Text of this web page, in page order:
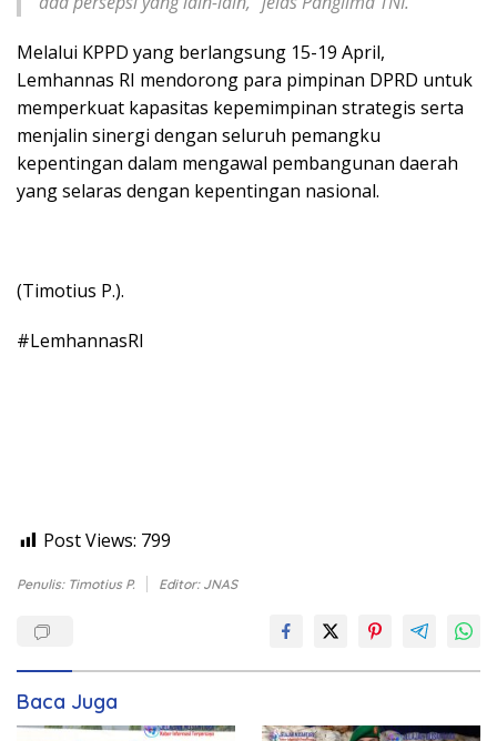
Melalui KPPD yang berlangsung 15-19 April,
Lemhannas RI mendorong para pimpinan DPRD untuk
memperkuat kapasitas kepemimpinan strategis serta
menjalin sinergi dengan seluruh pemangku
kepentingan dalam mengawal pembangunan daerah
yang selaras dengan kepentingan nasional.
(Timotius P.).
#LemhannasRI
Post Views: 799
Penulis: Timotius P. Editor: JNAS
Baca Juga